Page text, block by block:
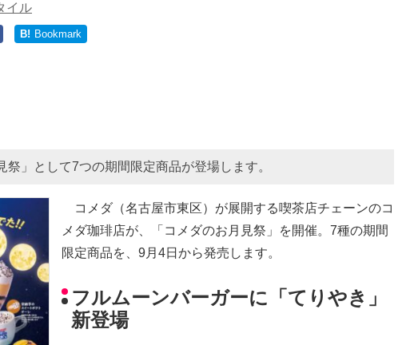
イル
B! Bookmark
」として7つの期間限定商品が登場します。
コメダ（名古屋市東区）が展開する喫茶店チェーンのコ
メダ珈琲店が、「コメダのお月見祭」を開催。7種の期間
限定商品を、9月4日から発売します。
フルムーンバーガーに「てりやき」
新登場